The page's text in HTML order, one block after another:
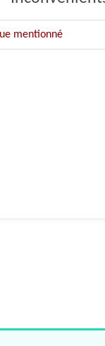
mentionné